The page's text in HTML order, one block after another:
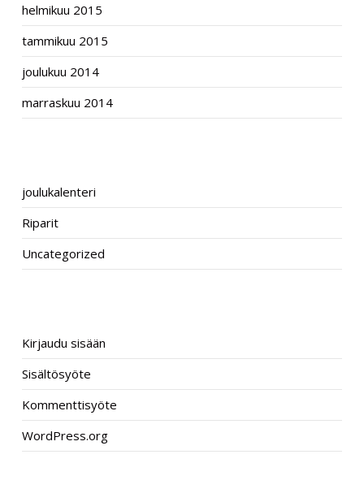
helmikuu 2015
tammikuu 2015
joulukuu 2014
marraskuu 2014
joulukalenteri
Riparit
Uncategorized
Kirjaudu sisään
Sisältösyöte
Kommenttisyöte
WordPress.org